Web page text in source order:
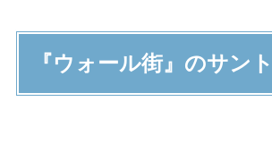
『ウォール街』のサン